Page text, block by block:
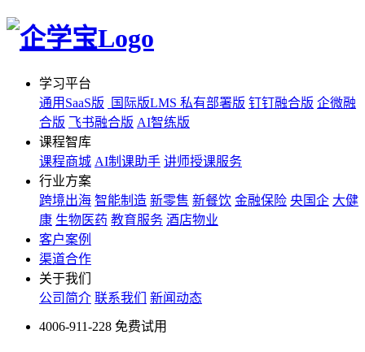
学习平台
通用SaaS版
国际版LMS 私有部署版 钉钉融合版 企微融
合版 飞书融合版 AI智练版
课程智库
课程商城 AI制课助手 讲师授课服务
行业方案
跨境出海 智能制造 新零售 新餐饮 金融保险 央国企 大健
康 生物医药 教育服务 酒店物业
客户案例
渠道合作
关于我们
公司简介 联系我们 新闻动态
4006-911-228 免费试用